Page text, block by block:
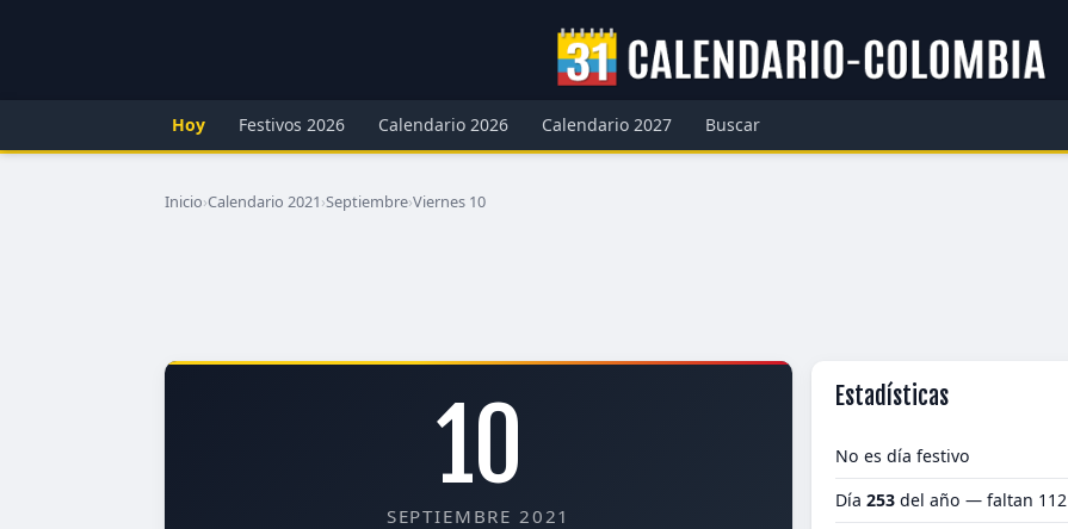
Hoy Festivos 2026 Calendario 2026 Calendario 2027 Buscar
Inicio›Calendario 2021›Septiembre›Viernes 10
10
SEPTIEMBRE 2021
Estadísticas
No es día festivo
Día 253 del año — faltan 112